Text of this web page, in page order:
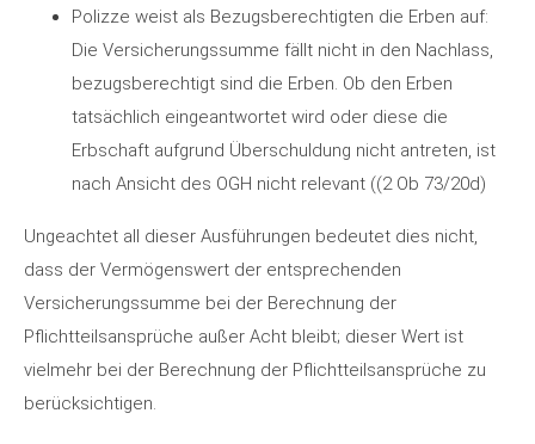
Polizze weist als Bezugsberechtigten die Erben auf:
Die Versicherungssumme fällt nicht in den Nachlass,
bezugsberechtigt sind die Erben. Ob den Erben
tatsächlich eingeantwortet wird oder diese die
Erbschaft aufgrund Überschuldung nicht antreten, ist
nach Ansicht des OGH nicht relevant ((2 Ob 73/20d)
Ungeachtet all dieser Ausführungen bedeutet dies nicht,
dass der Vermögenswert der entsprechenden
Versicherungssumme bei der Berechnung der
Pflichtteilsansprüche außer Acht bleibt; dieser Wert ist
vielmehr bei der Berechnung der Pflichtteilsansprüche zu
berücksichtigen.